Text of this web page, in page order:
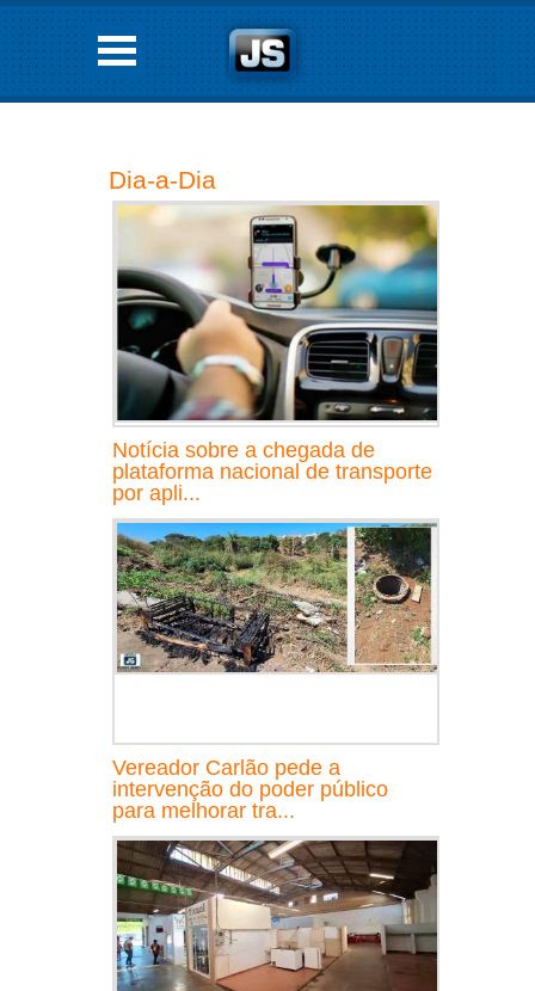
Dia-a-Dia
Notícia sobre a chegada de
plataforma nacional de transporte
por apli...
Vereador Carlão pede a
intervenção do poder público
para melhorar tra...